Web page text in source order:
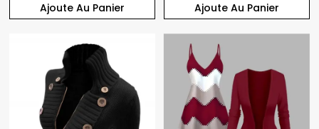
Ajoute Au Panier Ajoute Au Panier